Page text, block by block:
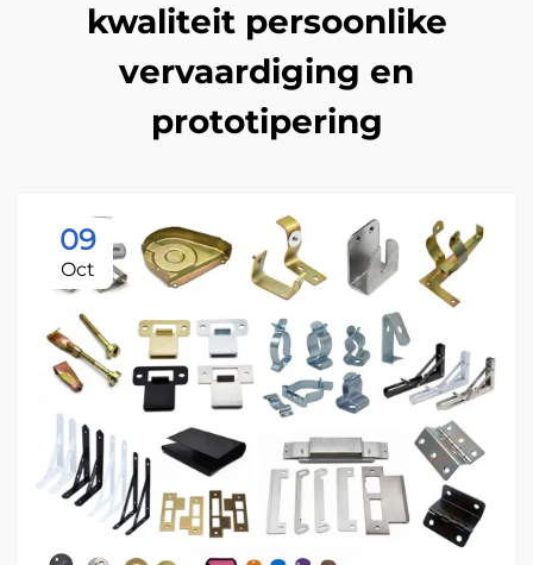
kwaliteit persoonlike
vervaardiging en
prototipering
09
Oct